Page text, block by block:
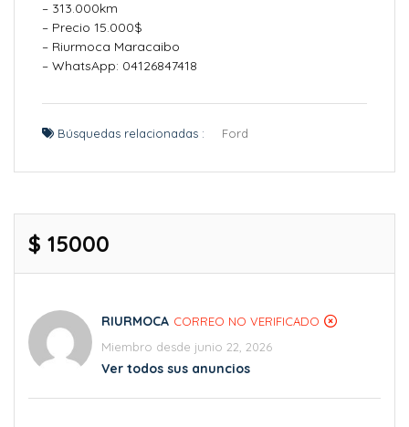
– 313.000km
– Precio 15.000$
– Riurmoca Maracaibo
– WhatsApp: 04126847418
Búsquedas relacionadas : Ford
$ 15000
RIURMOCA CORREO NO VERIFICADO
Miembro desde junio 22, 2026
Ver todos sus anuncios